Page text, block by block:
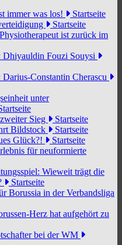
immer was los!
Startseite
Startseite
ist zurück im
Dhiyauldin Fouzi Souysi
Constantin Cherascu
unter
Sieg
Startseite
Bildstock
Startseite
Glück?!
Startseite
für neuformierte
Wieweit trägt die
Startseite
Borussia in der Verbandsliga
Herz hat aufgehört zu
bei der WM